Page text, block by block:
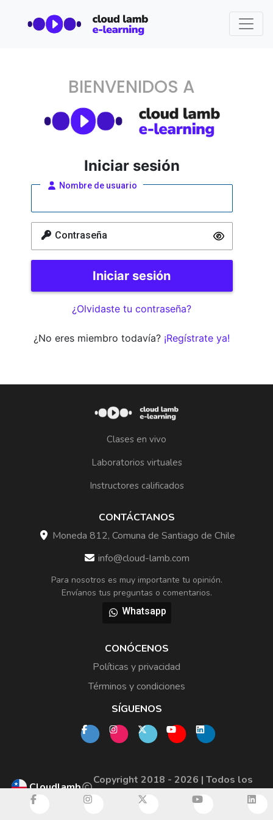
BIENVENIDOS A
Iniciar sesión
Nombre de usuario
Contraseña
¿Olvidaste tu contraseña?
¿No eres miembro todavía? ¡Regístrate ya!
Clases en vivo
Laboratorios virtuales
Instructores calificados
CONTÁCTANOS
Moneda 812, Comuna de Santiago de Chile
info@cloud-lamb.com
Para nosotros es muy importante tu opinión.
Envíanos tus preguntas o comentarios.
Whatsapp
CONÓCENOS
Políticas y privacidad
Términos y condiciones
SÍGUENOS
Cloudlamb
Copyright 2018 - 2026 | Todos los
derechos reservados.